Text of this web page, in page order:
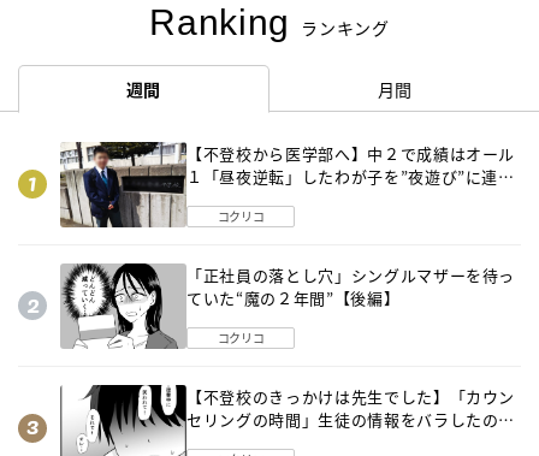
Ranking ランキング
週間 月間
【不登校から医学部へ】中２で成績はオール
１「昼夜逆転」したわが子を”夜遊び”に連れ
コクリコ
「正社員の落とし穴」シングルマザーを待っ
ていた“魔の２年間”【後編】
コクリコ
【不登校のきっかけは先生でした】「カウン
セリングの時間」生徒の情報をバラしたの